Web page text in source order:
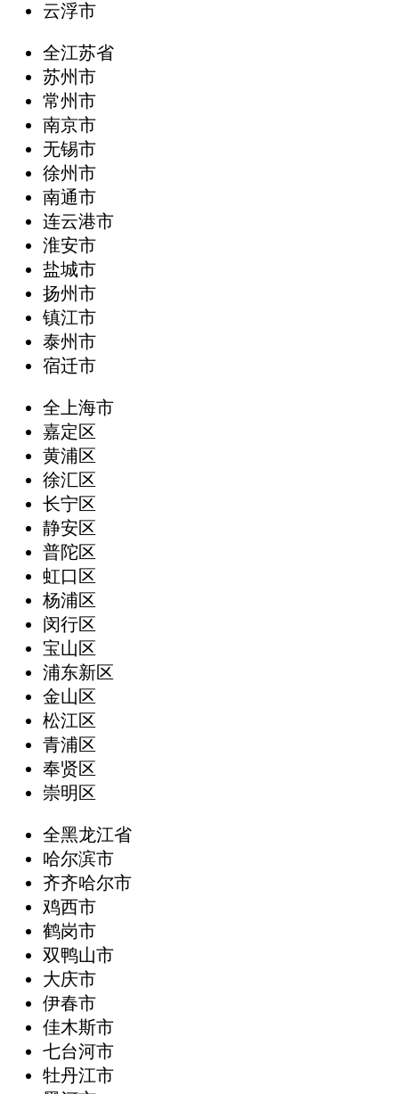
云浮市
全江苏省
苏州市
常州市
南京市
无锡市
徐州市
南通市
连云港市
淮安市
盐城市
扬州市
镇江市
泰州市
宿迁市
全上海市
嘉定区
黄浦区
徐汇区
长宁区
静安区
普陀区
虹口区
杨浦区
闵行区
宝山区
浦东新区
金山区
松江区
青浦区
奉贤区
崇明区
全黑龙江省
哈尔滨市
齐齐哈尔市
鸡西市
鹤岗市
双鸭山市
大庆市
伊春市
佳木斯市
七台河市
牡丹江市